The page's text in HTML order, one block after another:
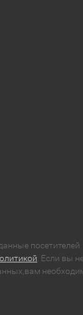
посетителей
. Если вы